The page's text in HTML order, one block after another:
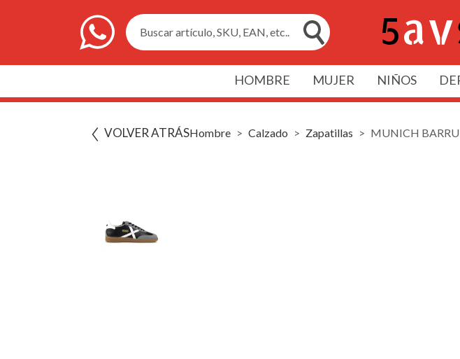
Buscar artículo, SKU, EAN, etc..
HOMBRE MUJER NIÑOS
VOLVER ATRÁSHombre Calzado Zapatillas MUNICH